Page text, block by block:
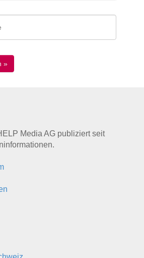
Media AG publiziert seit